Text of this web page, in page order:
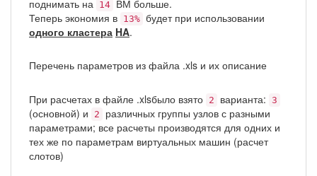
поднимать на 14 ВМ больше.
Теперь экономия в 13% будет при использовании
одного кластера HA.
Перечень параметров из файла .xls и их описание
При расчетах в файле .xlsбыло взято 2 варианта: 3
(основной) и 2
различных группы узлов с разными
параметрами; все расчеты производятся для одних и
тех же по параметрам виртуальных машин (расчет
слотов)